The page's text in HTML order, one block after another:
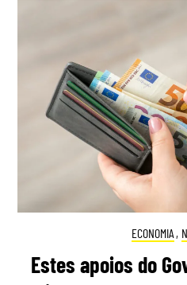
ECONOMIA ,
Estes apoios do